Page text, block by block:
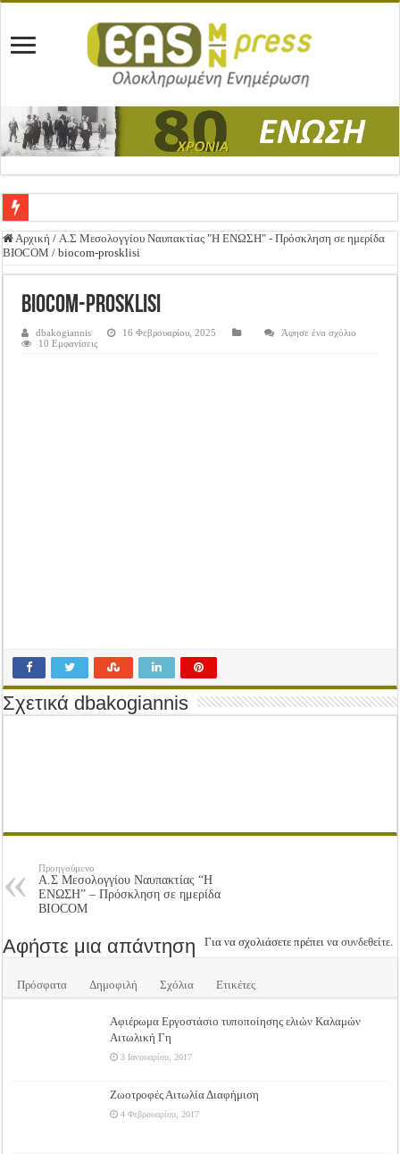
Ένωση Μεσολογγίου: Συγχαρητήρια Επιστολή προς Δήμο Μεσολογγίου
ΕΝΩΣΗ ΜΕΣΟΛΟΓΓΙΟΥ: ΕΚΛΟΓΙΚΗ ΓΕΝΙΚΗ ΣΥΝΕΛΕΥΣΗ
Ανακοίνωση: Επιστροφή ΦΠΑ
Αρχική / Α.Σ Μεσολογγίου Ναυπακτίας "Η ΕΝΩΣΗ" - Πρόσκληση σε ημερίδα
BIOCOM / biocom-prosklisi
biocom-prosklisi
dbakogiannis 16 Φεβρουαρίου, 2025
Άφησε ένα σχόλιο
10 Εμφανίσεις
Σχετικά dbakogiannis
Προηγούμενο
Α.Σ Μεσολογγίου Ναυπακτίας “Η
ΕΝΩΣΗ” – Πρόσκληση σε ημερίδα
BIOCOM
Αφήστε μια απάντηση Για να σχολιάσετε πρέπει νασυνδεθείτε.
Πρόσφατα Δημοφιλή Σχόλια Ετικέτες
Αφιέρωμα Εργοστάσιο τυποποίησης ελιών Καλαμών
Αιτωλική Γη
3 Ιανουαρίου, 2017
Ζωοτροφές Αιτωλία Διαφήμιση
4 Φεβρουαρίου, 2017